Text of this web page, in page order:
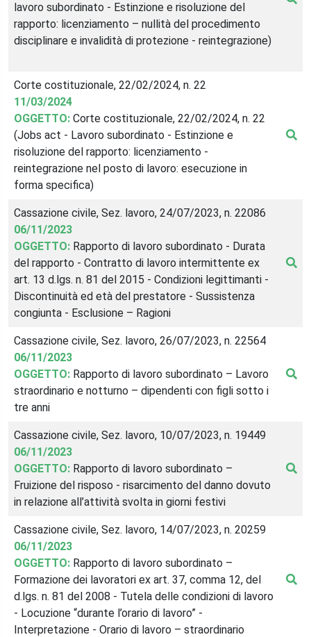
lavoro subordinato - Estinzione e risoluzione del
rapporto: licenziamento – nullità del procedimento
disciplinare e invalidità di protezione - reintegrazione)
Corte costituzionale, 22/02/2024, n. 22
11/03/2024
OGGETTO: Corte costituzionale, 22/02/2024, n. 22
(Jobs act - Lavoro subordinato - Estinzione e
risoluzione del rapporto: licenziamento -
reintegrazione nel posto di lavoro: esecuzione in
forma specifica)
Cassazione civile, Sez. lavoro, 24/07/2023, n. 22086
06/11/2023
OGGETTO: Rapporto di lavoro subordinato - Durata
del rapporto - Contratto di lavoro intermittente ex
art. 13 d.lgs. n. 81 del 2015 - Condizioni legittimanti -
Discontinuità ed età del prestatore - Sussistenza
congiunta - Esclusione – Ragioni
Cassazione civile, Sez. lavoro, 26/07/2023, n. 22564
06/11/2023
OGGETTO: Rapporto di lavoro subordinato – Lavoro
straordinario e notturno – dipendenti con figli sotto i
tre anni
Cassazione civile, Sez. lavoro, 10/07/2023, n. 19449
06/11/2023
OGGETTO: Rapporto di lavoro subordinato –
Fruizione del risposo - risarcimento del danno dovuto
in relazione all’attività svolta in giorni festivi
Cassazione civile, Sez. lavoro, 14/07/2023, n. 20259
06/11/2023
OGGETTO: Rapporto di lavoro subordinato –
Formazione dei lavoratori ex art. 37, comma 12, del
d.lgs. n. 81 del 2008 - Tutela delle condizioni di lavoro
- Locuzione “durante l’orario di lavoro” -
Interpretazione - Orario di lavoro – straordinario